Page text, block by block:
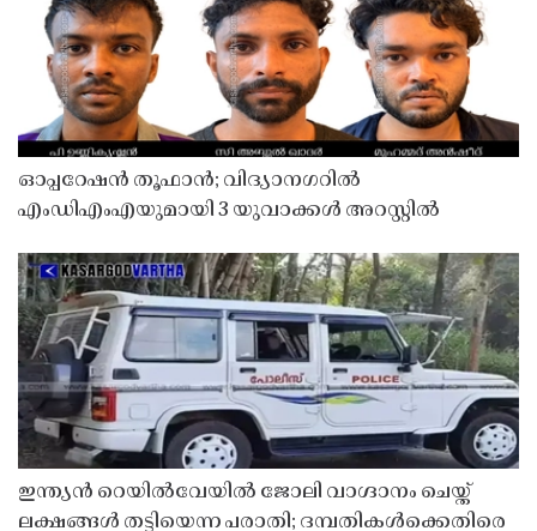
ഓപ്പറേഷൻ തൂഫാൻ; വിദ്യാനഗറിൽ
എംഡിഎംഎയുമായി 3 യുവാക്കൾ അറസ്റ്റിൽ
ഇന്ത്യൻ റെയിൽവേയിൽ ജോലി വാഗ്ദാനം ചെയ്ത്
ലക്ഷങ്ങൾ തട്ടിയെന്ന പരാതി; ദമ്പതികൾക്കെതിരെ